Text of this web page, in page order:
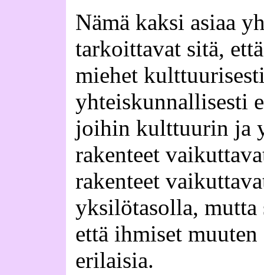
Nämä kaksi asiaa
tarkoittavat sitä,
miehet
yhteiskunnallisesti
joihin kulttuurin ja
rakenteet
rakenteet
yksilötasolla, mutta
että ihmiset
erilaisia.